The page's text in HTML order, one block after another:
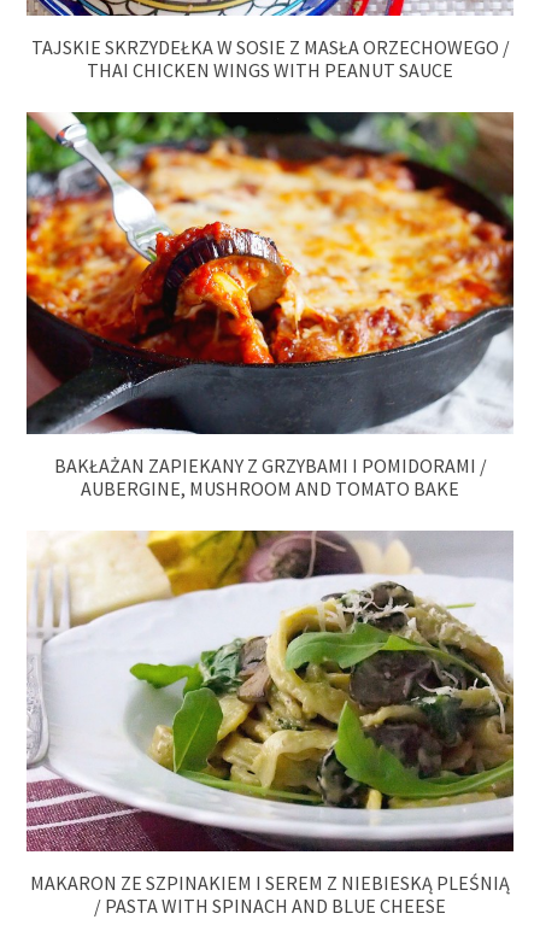
TAJSKIE SKRZYDEŁKA W SOSIE Z MASŁA ORZECHOWEGO /
THAI CHICKEN WINGS WITH PEANUT SAUCE
BAKŁAŻAN ZAPIEKANY Z GRZYBAMI I POMIDORAMI /
AUBERGINE, MUSHROOM AND TOMATO BAKE
MAKARON ZE SZPINAKIEM I SEREM Z NIEBIESKĄ PLEŚNIĄ
/ PASTA WITH SPINACH AND BLUE CHEESE